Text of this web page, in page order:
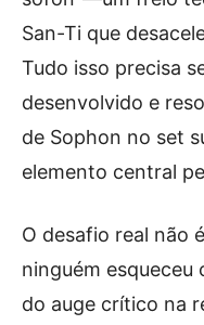
San-Ti que
Tudo isso precisa
desenvolvido e
de Sophon no set
elemento central
O desafio real não
ninguém esqueceu
do auge crítico na